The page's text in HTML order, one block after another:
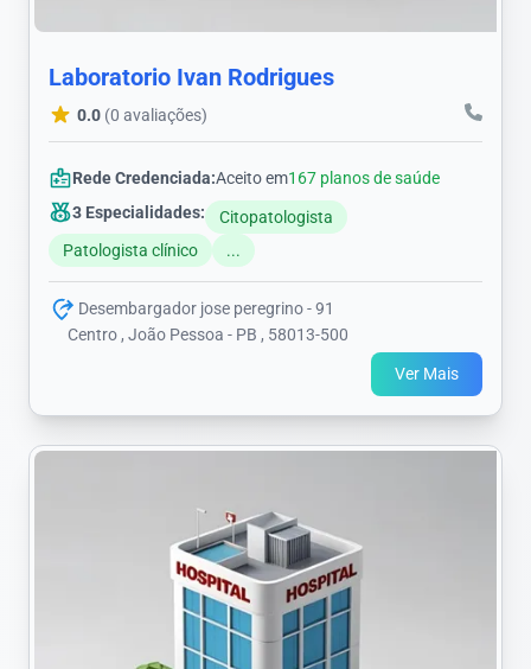
Laboratorio Ivan Rodrigues
0.0 (0 avaliações)
Rede Credenciada:Aceito em167 planos de saúde
3 Especialidades:
Citopatologista
Patologista clínico
...
Desembargador jose peregrino - 91
Centro , João Pessoa - PB , 58013-500
Ver Mais